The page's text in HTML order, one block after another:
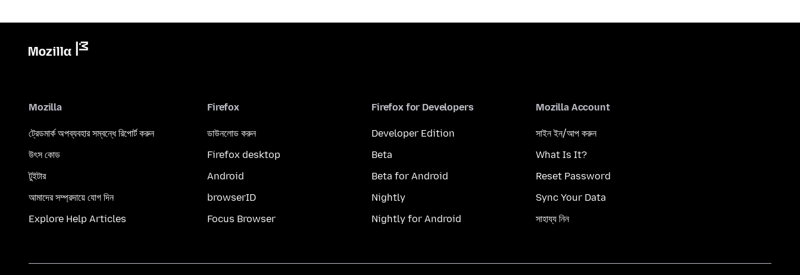
Mozilla
ট্রেডমার্ক অপব্যবহার সম্বন্ধে রিপোর্ট করুন
উৎস কোড
টুইটার
আমাদের সম্প্রদায়ে যোগ দিন
Explore Help Articles
Firefox
ডাউনলোড করুন
Firefox desktop
Android
browserID
Focus Browser
Firefox for Developers
Developer Edition
Beta
Beta for Android
Nightly
Nightly for Android
Mozilla Account
সাইন ইন/আপ করুন
What Is It?
Reset Password
Sync Your Data
সাহায্য নিন